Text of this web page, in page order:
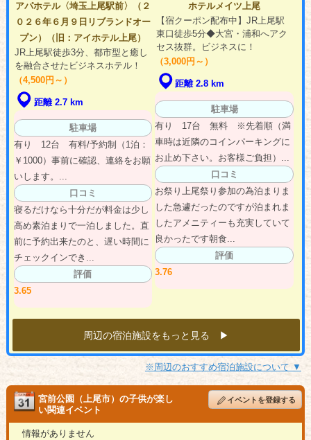
アパホテル〈埼玉上尾駅前〉（２
０２６年６月９日リブランドオー
プン）（旧：アイホテル上尾）
JR上尾駅徒歩3分、都市型と癒し
を融合させたビジネスホテル！
（4,500円～）
距離 2.7 km
駐車場
有り 12台 有料/予約制（1泊：
￥1000）事前に確認、連絡をお願
いします。...
口コミ
寝るだけなら十分だが料金は少し
高め素泊まりで一泊しました。直
前に予約出来たのと、遅い時間に
チェックインでき...
評価
3.65
ホテルメイツ上尾
【宿クーポン配布中】JR上尾駅
東口徒歩5分◆大宮・浦和へアク
セス抜群。ビジネスに！
（3,000円～）
距離 2.8 km
駐車場
有り 17台 無料 ※先着順（満
車時は近隣のコインパーキングに
お止め下さい。お客様ご負担）...
口コミ
お祭り上尾祭り参加の為泊まりま
した急遽だったのですが泊まれま
したアメニティーも充実していて
良かったです朝食...
評価
3.76
周辺の宿泊施設をもっと見る ▶︎
※周辺のおすすめ宿泊施設について ▼
宮前公園（上尾市）の子供が楽し
い関連イベント
イベントを登録する
情報がありません